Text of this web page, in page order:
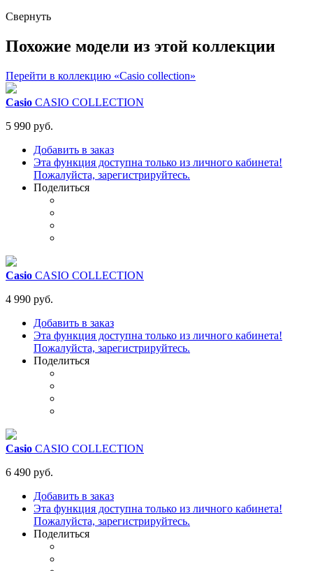
Свернуть
Похожие модели из этой коллекции
Перейти в коллекцию «Casio collection»
Casio CASIO COLLECTION
5 990 руб.
Добавить в заказ
Эта функция доступна только из личного кабинета!
Пожалуйста, зарегистрируйтесь.
Поделиться
Casio CASIO COLLECTION
4 990 руб.
Добавить в заказ
Эта функция доступна только из личного кабинета!
Пожалуйста, зарегистрируйтесь.
Поделиться
Casio CASIO COLLECTION
6 490 руб.
Добавить в заказ
Эта функция доступна только из личного кабинета!
Пожалуйста, зарегистрируйтесь.
Поделиться